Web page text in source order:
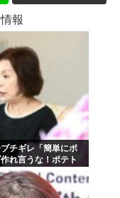
報
チギレ「簡単にポ
れ言うな！ポテト
しんどいんやで！